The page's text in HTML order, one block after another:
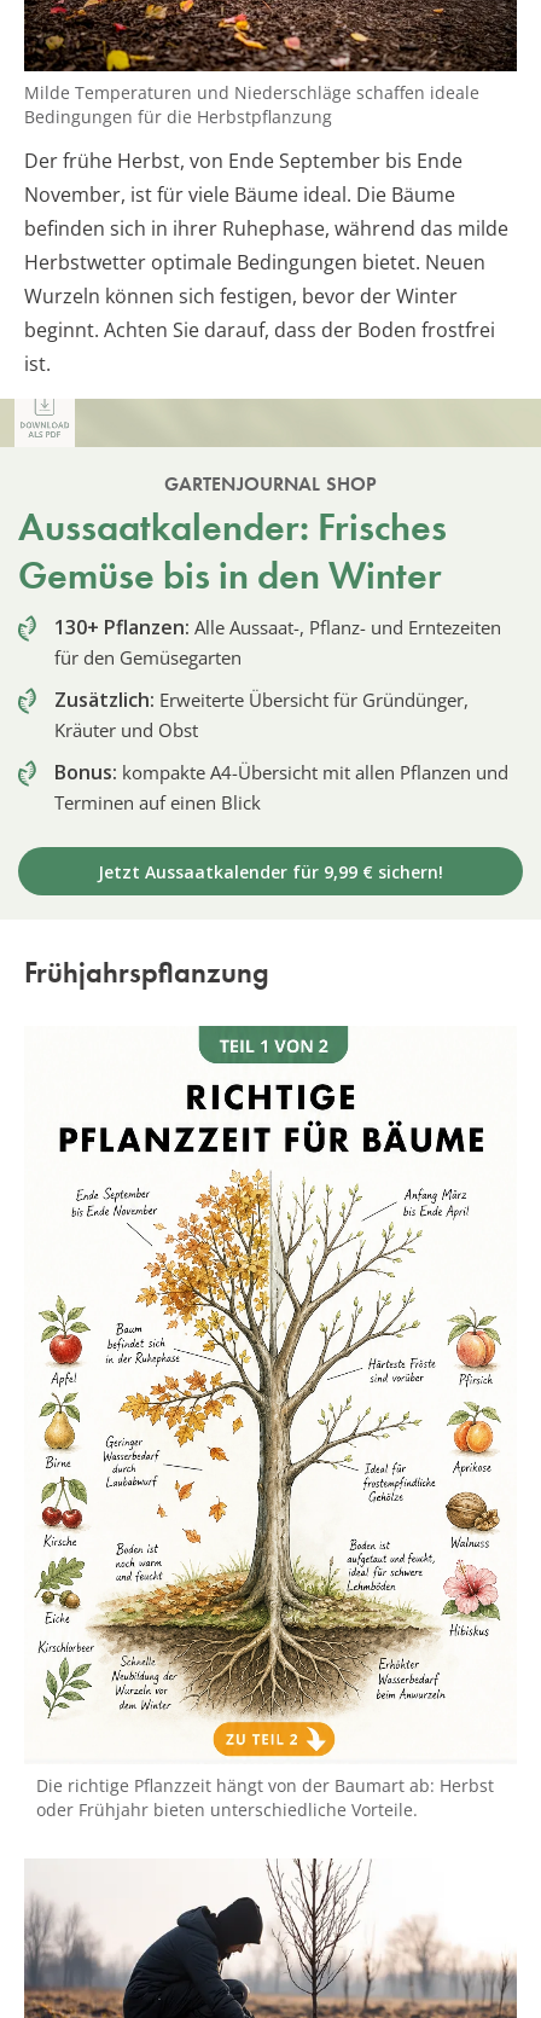
Milde Temperaturen und Niederschläge schaffen ideale
Bedingungen für die Herbstpflanzung
Der frühe Herbst, von Ende September bis Ende
November, ist für viele Bäume ideal. Die Bäume
befinden sich in ihrer Ruhephase, während das milde
Herbstwetter optimale Bedingungen bietet. Neuen
Wurzeln können sich festigen, bevor der Winter
beginnt. Achten Sie darauf, dass der Boden frostfrei
ist.
GARTENJOURNAL SHOP
Aussaatkalender: Frisches
Gemüse bis in den Winter
130+ Pflanzen: Alle Aussaat-, Pflanz- und Erntezeiten
für den Gemüsegarten
Zusätzlich: Erweiterte Übersicht für Gründünger,
Kräuter und Obst
Bonus: kompakte A4-Übersicht mit allen Pflanzen und
Terminen auf einen Blick
Jetzt Aussaatkalender für 9,99 € sichern!
Frühjahrspflanzung
Die richtige Pflanzzeit hängt von der Baumart ab: Herbst
oder Frühjahr bieten unterschiedliche Vorteile.